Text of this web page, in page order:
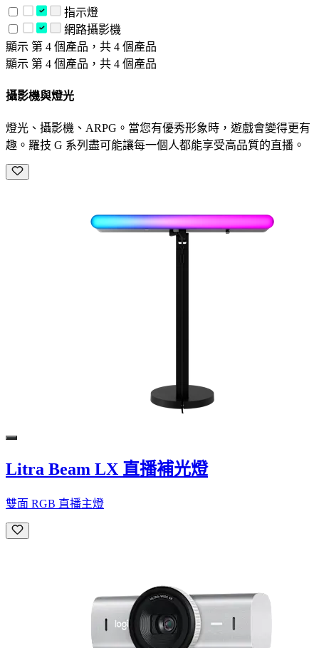
指示燈
網路攝影機
顯示 第 4 個產品，共 4 個產品
顯示 第 4 個產品，共 4 個產品
攝影機與燈光
燈光、攝影機、ARPG。當您有優秀形象時，遊戲會變得更有
趣。羅技 G 系列盡可能讓每一個人都能享受高品質的直播。
Litra Beam LX 直播補光燈
雙面 RGB 直播主燈